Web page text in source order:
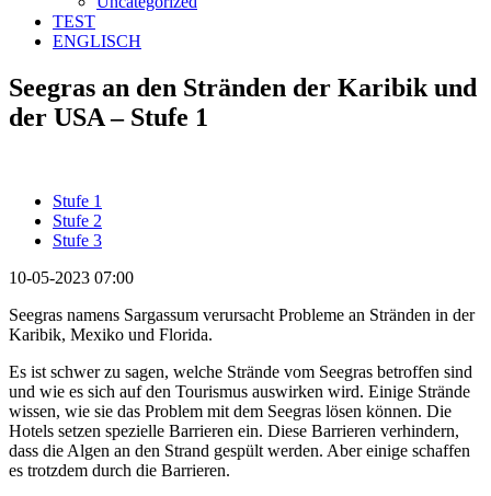
TEST
ENGLISCH
Seegras an den Stränden der Karibik und
der USA – Stufe 1
Stufe 1
Stufe 2
Stufe 3
10-05-2023 07:00
Seegras namens Sargassum verursacht Probleme an Stränden in der
Karibik, Mexiko und Florida.
Es ist schwer zu sagen, welche Strände vom Seegras betroffen sind
und wie es sich auf den Tourismus auswirken wird. Einige Strände
wissen, wie sie das Problem mit dem Seegras lösen können. Die
Hotels setzen spezielle Barrieren ein. Diese Barrieren verhindern,
dass die Algen an den Strand gespült werden. Aber einige schaffen
es trotzdem durch die Barrieren.